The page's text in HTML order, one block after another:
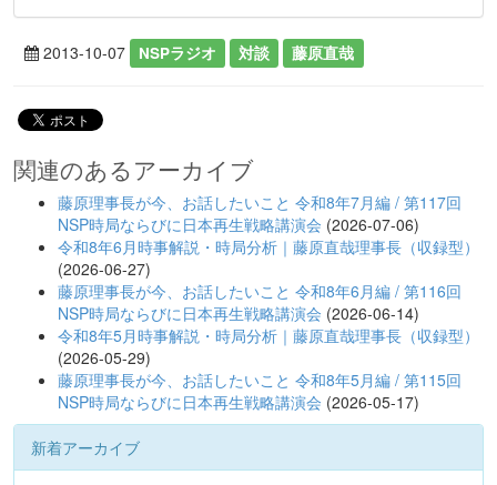
2013-10-07 NSPラジオ 対談 藤原直哉
関連のあるアーカイブ
藤原理事長が今、お話したいこと 令和8年7月編 / 第117回
NSP時局ならびに日本再生戦略講演会 (2026-07-06)
令和8年6月時事解説・時局分析｜藤原直哉理事長（収録型）
(2026-06-27)
藤原理事長が今、お話したいこと 令和8年6月編 / 第116回
NSP時局ならびに日本再生戦略講演会 (2026-06-14)
令和8年5月時事解説・時局分析｜藤原直哉理事長（収録型）
(2026-05-29)
藤原理事長が今、お話したいこと 令和8年5月編 / 第115回
NSP時局ならびに日本再生戦略講演会 (2026-05-17)
新着アーカイブ